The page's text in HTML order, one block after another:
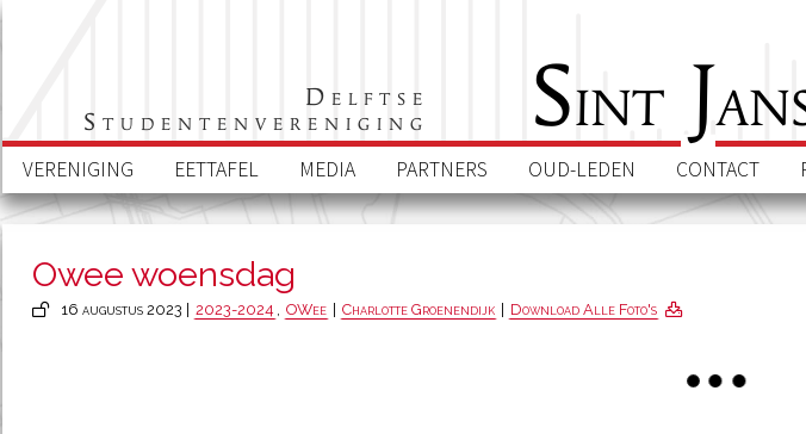
Delftse
Studentenvereniging
Sint J
VERENIGING EETTAFEL MEDIA PARTNERS OUD-LEDEN CONTACT
Owee woensdag
16 augustus 2023 | 2023-2024 , OWee Charlotte Groenendijk Download Alle Foto's